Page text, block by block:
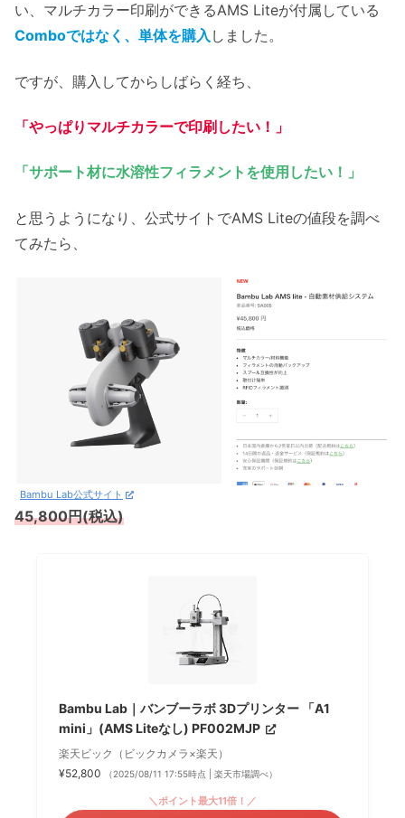
い、マルチカラー印刷ができるAMS Liteが付属している
Comboではなく、単体を購入 しました。
ですが、購入してからしばらく経ち、
「やっぱりマルチカラーで印刷したい！」
「サポート材に水溶性フィラメントを使用したい！」
と思うようになり、公式サイトでAMS Liteの値段を調べ
てみたら、
Bambu Lab公式サイト
45,800円(税込)
Bambu Lab｜バンブーラボ 3Dプリンター 「A1
mini」(AMS Liteなし) PF002MJP
楽天ビック（ビックカメラ×楽天）
¥52,800
（2025/08/11 17:55時点 | 楽天市場調べ）
＼ポイント最大11倍！／